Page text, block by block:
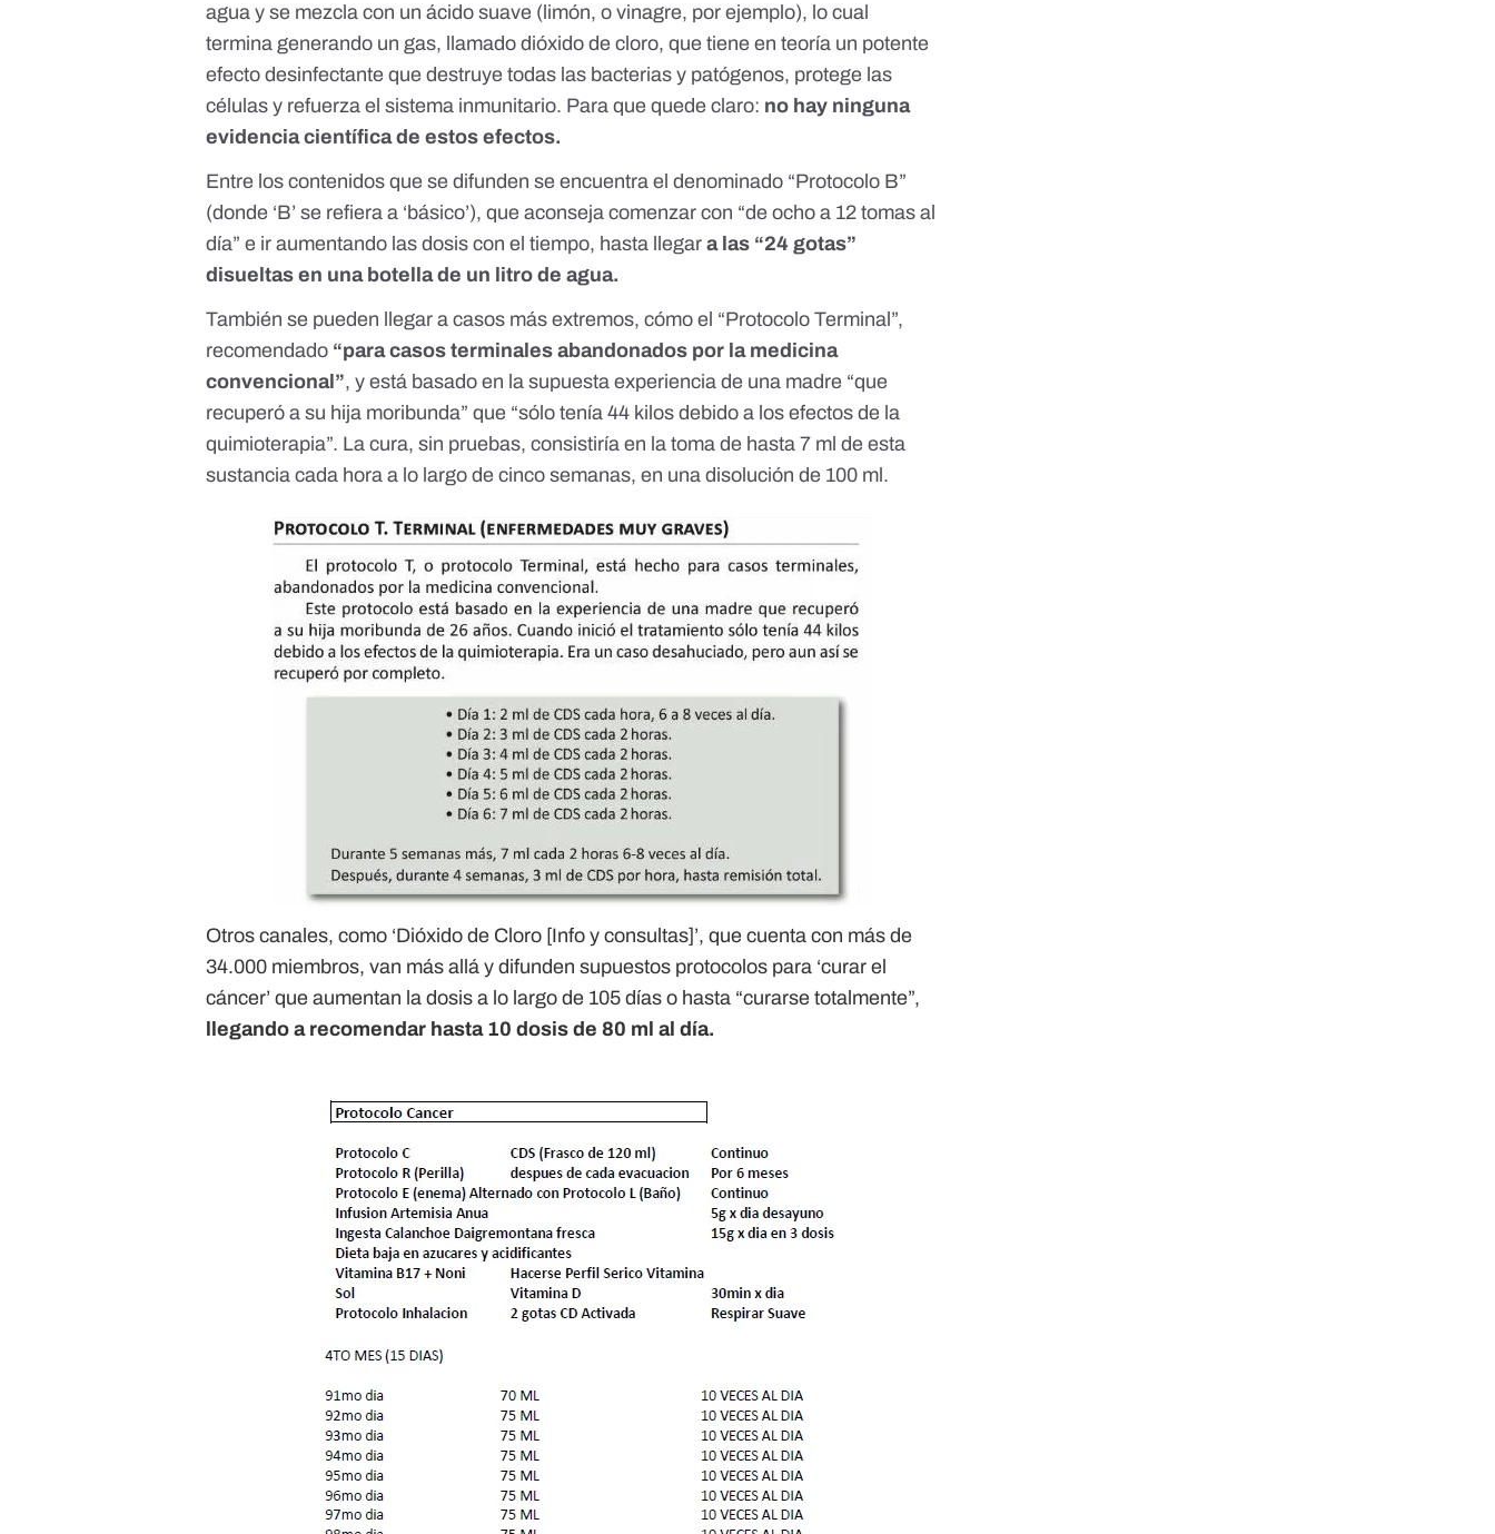
agua y se mezcla con un ácido suave (limón, o vinagre, por ejemplo), lo cual
termina generando un gas, llamado dióxido de cloro, que tiene en teoría un potente
efecto desinfectante que destruye todas las bacterias y patógenos, protege las
células y refuerza el sistema inmunitario. Para que quede claro: no hay ninguna
evidencia científica de estos efectos.
Entre los contenidos que se difunden se encuentra el denominado “Protocolo B”
(donde ‘B’ se refiera a ‘básico’), que aconseja comenzar con “de ocho a 12 tomas al
día” e ir aumentando las dosis con el tiempo, hasta llegara las “24 gotas”
disueltas en una botella de un litro de agua.
También se pueden llegar a casos más extremos, cómo el “Protocolo Terminal”,
recomendado “para casos terminales abandonados por la medicina
convencional”, y está basado en la supuesta experiencia de una madre “que
recuperó a su hija moribunda” que “sólo tenía 44 kilos debido a los efectos de la
quimioterapia”. La cura, sin pruebas, consistiría en la toma de hasta 7 ml de esta
sustancia cada hora a lo largo de cinco semanas, en una disolución de 100 ml.
Otros canales, como ‘Dióxido de Cloro [Info y consultas]’, que cuenta con más de
34.000 miembros, van más allá y difunden supuestos protocolos para ‘curar el
cáncer’ que aumentan la dosis a lo largo de 105 días o hasta “curarse totalmente”,
llegando a recomendar hasta 10 dosis de 80 ml al día.